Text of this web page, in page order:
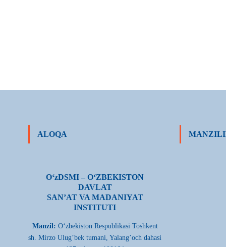
ALOQA
О‘zDSMI – О‘ZBEKISTON
DAVLAT
SAN’AT VA MADANIYAT
INSTITUTI
Manzil: О‘zbekiston Respublikasi Toshkent
sh. Mirzo Ulug’bek tumani, Yalang’och dahasi